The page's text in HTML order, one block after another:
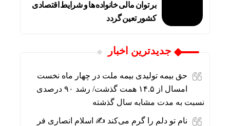
بر توان مالی خانواده ها و شرایط اقتصادی
کشور تعین گردد
جديدترين اخبار
حق بیمه تولیدی بیمه ملت در چهار ماه نخست
امسال از ۱۴.۵ همت گذشت/ رشد ۹۰ درصدی
نسبت به مدت مشابه سال گذشته
نام تو دلم را گرم می‌کند ✍️ اسلام انصاری فر